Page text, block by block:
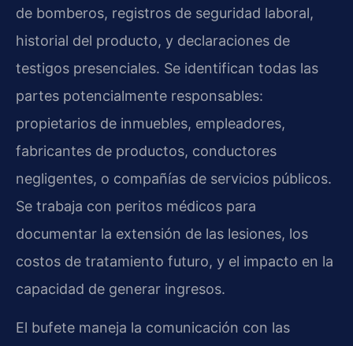
de bomberos, registros de seguridad laboral,
historial del producto, y declaraciones de
testigos presenciales. Se identifican todas las
partes potencialmente responsables:
propietarios de inmuebles, empleadores,
fabricantes de productos, conductores
negligentes, o compañías de servicios públicos.
Se trabaja con peritos médicos para
documentar la extensión de las lesiones, los
costos de tratamiento futuro, y el impacto en la
capacidad de generar ingresos.
El bufete maneja la comunicación con las